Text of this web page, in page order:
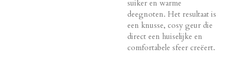
suiker en warme
deegnoten. Het resultaat is
een knusse, cosy geur die
direct een huiselijke en
comfortabele sfeer creëert.